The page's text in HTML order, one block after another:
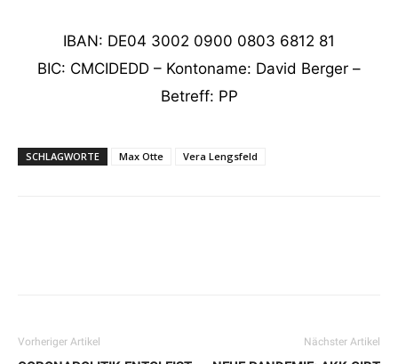
IBAN: DE04 3002 0900 0803 6812 81
BIC: CMCIDEDD – Kontoname: David Berger –
Betreff: PP
SCHLAGWORTE Max Otte Vera Lengsfeld
Vorheriger Artikel Nächster Artikel